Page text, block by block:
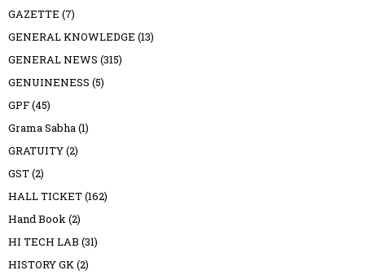
GAZETTE (7)
GENERAL KNOWLEDGE (13)
GENERAL NEWS (315)
GENUINENESS (5)
GPF(45)
Grama Sabha(1)
GRATUITY(2)
GST(2)
HALL TICKET(162)
Hand Book(2)
HI TECH LAB (31)
HISTORY GK(2)